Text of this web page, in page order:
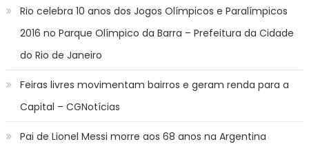
Rio celebra 10 anos dos Jogos Olímpicos e Paralímpicos
2016 no Parque Olímpico da Barra – Prefeitura da Cidade
do Rio de Janeiro
Feiras livres movimentam bairros e geram renda para a
Capital – CGNotícias
Pai de Lionel Messi morre aos 68 anos na Argentina